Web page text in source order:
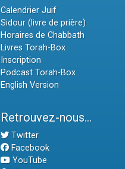
Calendrier Juif
Sidour (livre de prière)
Horaires de Chabbath
Livres Torah-Box
Inscription
Podcast Torah-Box
English Version
Retrouvez-nous...
Twitter
Facebook
YouTube